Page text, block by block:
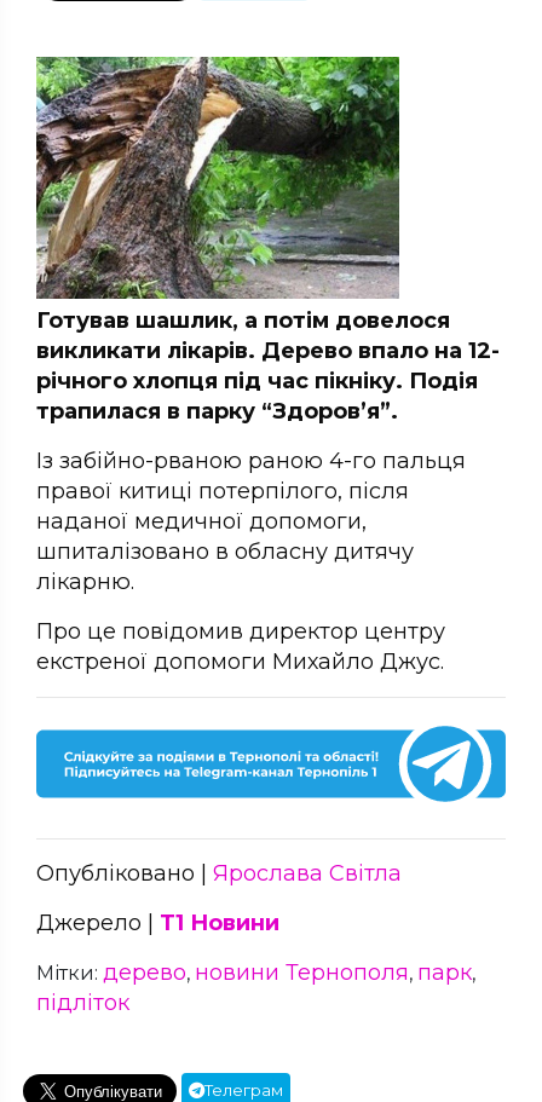
Готував шашлик, а потім довелося
викликати лікарів. Дерево впало на 12-
річного хлопця під час пікніку. Подія
трапилася в парку “Здоров’я”.
Із забійно-рваною раною 4-го пальця
правої китиці потерпілого, після
наданої медичної допомоги,
шпиталізовано в обласну дитячу
лікарню.
Про це повідомив директор центру
екстреної допомоги Михайло Джус.
Опубліковано | Ярослава Світла
Джерело | Т1 Новини
Мітки: дерево, новини Тернополя, парк,
підліток
Телеграм